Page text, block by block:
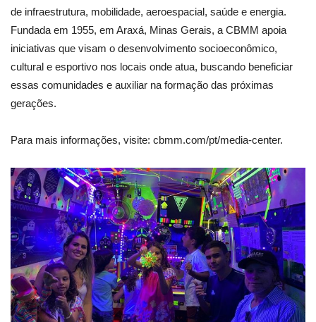
de infraestrutura, mobilidade, aeroespacial, saúde e energia.
Fundada em 1955, em Araxá, Minas Gerais, a CBMM apoia
iniciativas que visam o desenvolvimento socioeconômico,
cultural e esportivo nos locais onde atua, buscando beneficiar
essas comunidades e auxiliar na formação das próximas
gerações.
Para mais informações, visite: cbmm.com/pt/media-center.